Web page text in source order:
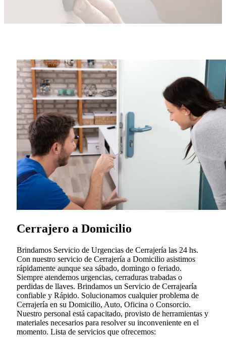
Cerrajero a Domicilio
Brindamos Servicio de Urgencias de Cerrajería las 24 hs.
Con nuestro servicio de Cerrajería a Domicilio asistimos
rápidamente aunque sea sábado, domingo o feriado.
Siempre atendemos urgencias, cerraduras trabadas o
perdidas de llaves. Brindamos un Servicio de Cerrajearía
confiable y Rápido. Solucionamos cualquier problema de
Cerrajería en su Domicilio, Auto, Oficina o Consorcio.
Nuestro personal está capacitado, provisto de herramientas y
materiales necesarios para resolver su inconveniente en el
momento. Lista de servicios que ofrecemos: